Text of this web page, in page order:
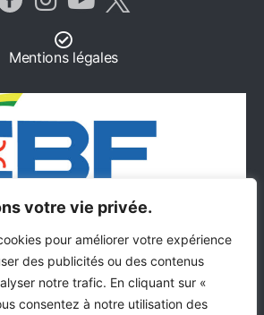
votre vie privée.
pour améliorer votre expérience
des publicités ou des contenus
notre trafic. En cliquant sur «
consentez à notre utilisation des
JE FAIS UN DON
Mentions légales